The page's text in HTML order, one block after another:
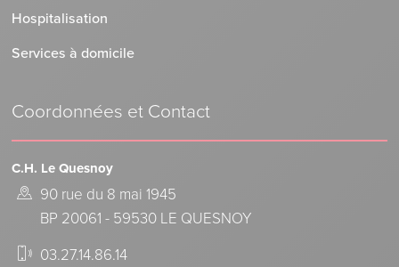
Hospitalisation
Services à domicile
Coordonnées et Contact
C.H. Le Quesnoy
90 rue du 8 mai 1945
BP 20061 - 59530 LE QUESNOY
03.27.14.86.14